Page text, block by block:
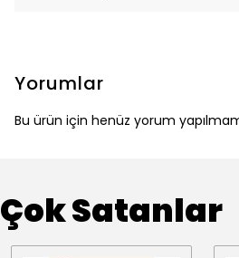
Yorumlar
Bu ürün için henüz yorum
Çok Satanlar